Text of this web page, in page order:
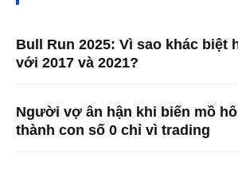
Bull Run 2025: Vì sao khác biệt
với 2017 và 2021?
Người vợ ân hận khi biến mồ
thành con số 0 chỉ vì trading